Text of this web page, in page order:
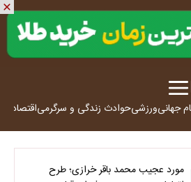
جهانیورزشیحوادث زندگی و سرگرمیاقتصاد
مورد عجیب محمد باقر خرازی؛ طرح